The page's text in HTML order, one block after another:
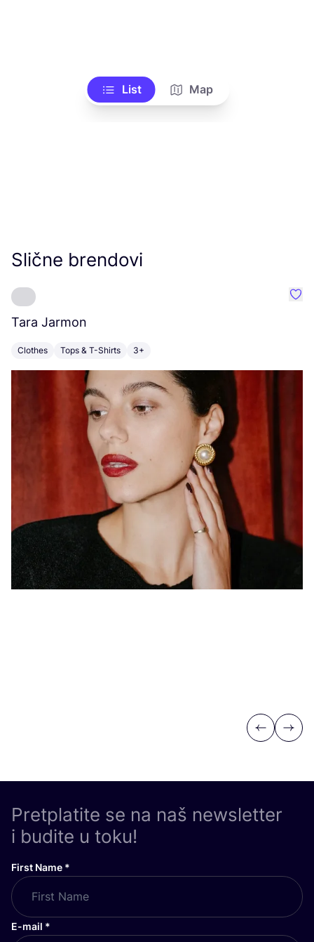
List Map
Slične brendovi
Tara Jarmon
Clothes Tops & T-Shirts 3+
Previous
Next
Pretplatite se na naš newsletter
i budite u toku!
First Name *
E-mail *